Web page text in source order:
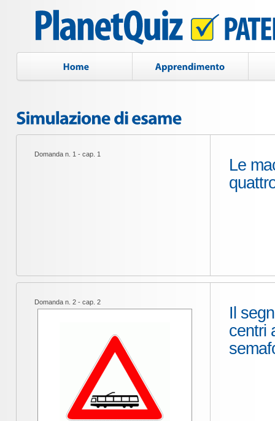
Domanda n. 1 - cap. 1
Le
Domanda n. 2 - cap. 2
Il
centri